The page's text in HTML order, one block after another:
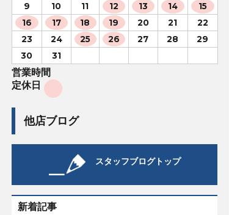
9
10 11 12 13 14
15
16
17 18 19 20 21
22
23
24 25 26 27 28
29
30
31
営業時間
定休日
他店ブログ
スタッフブログトップ
新着記事